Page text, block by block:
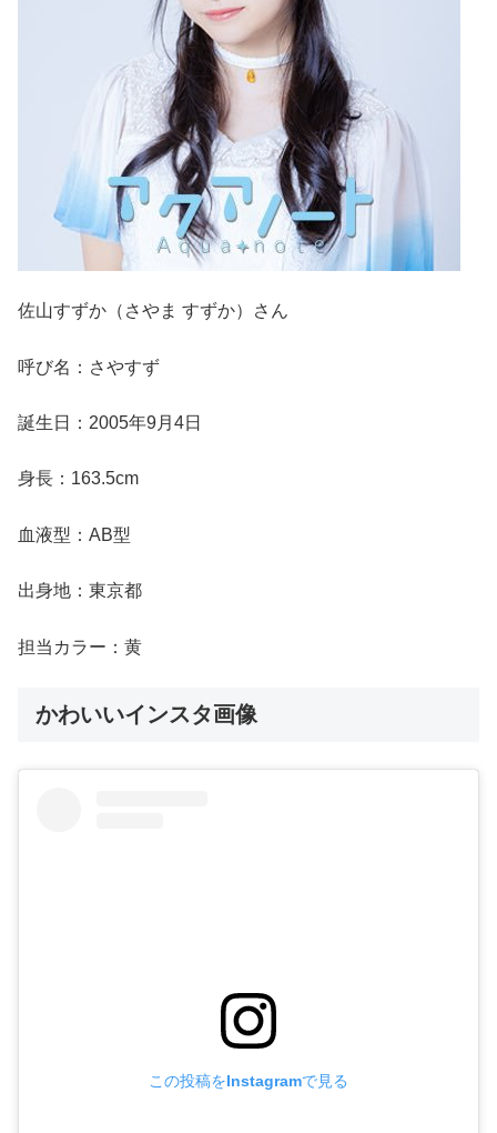
佐山すずか（さやま すずか）さん
呼び名：さやすず
誕生日：2005年9月4日
身長：163.5cm
血液型：AB型
出身地：東京都
担当カラー：黄
かわいいインスタ画像
この投稿をInstagramで見る